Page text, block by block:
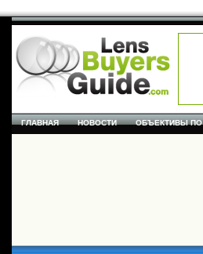
ГЛАВНАЯ НОВОСТИ ОБЪЕКТИВЫ ПО